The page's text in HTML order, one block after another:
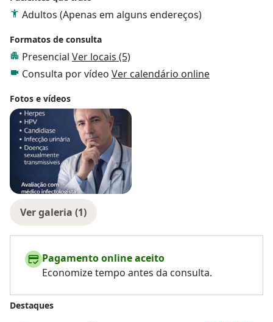
Adultos (Apenas em alguns endereços)
Formatos de consulta
Presencial Ver locais (5)
Consulta por vídeo Ver calendário online
Fotos e vídeos
Ver galeria (1)
Pagamento online aceito
Economize tempo antes da consulta.
Destaques